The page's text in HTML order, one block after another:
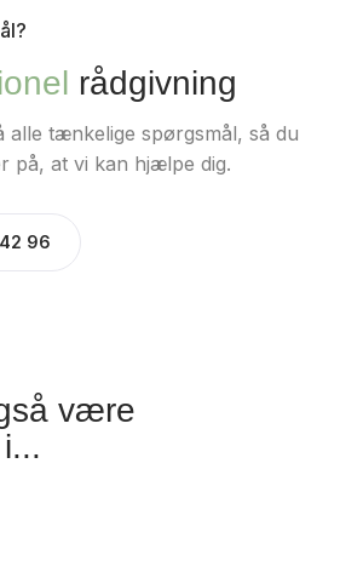
rådgivning
alle tænkelige spørgsmål, så du
på, at vi kan hjælpe dig.
96
være